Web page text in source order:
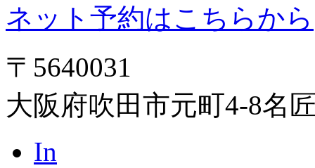
ネット予約はこちらから
〒5640031
大阪府吹田市元町4-8名
In